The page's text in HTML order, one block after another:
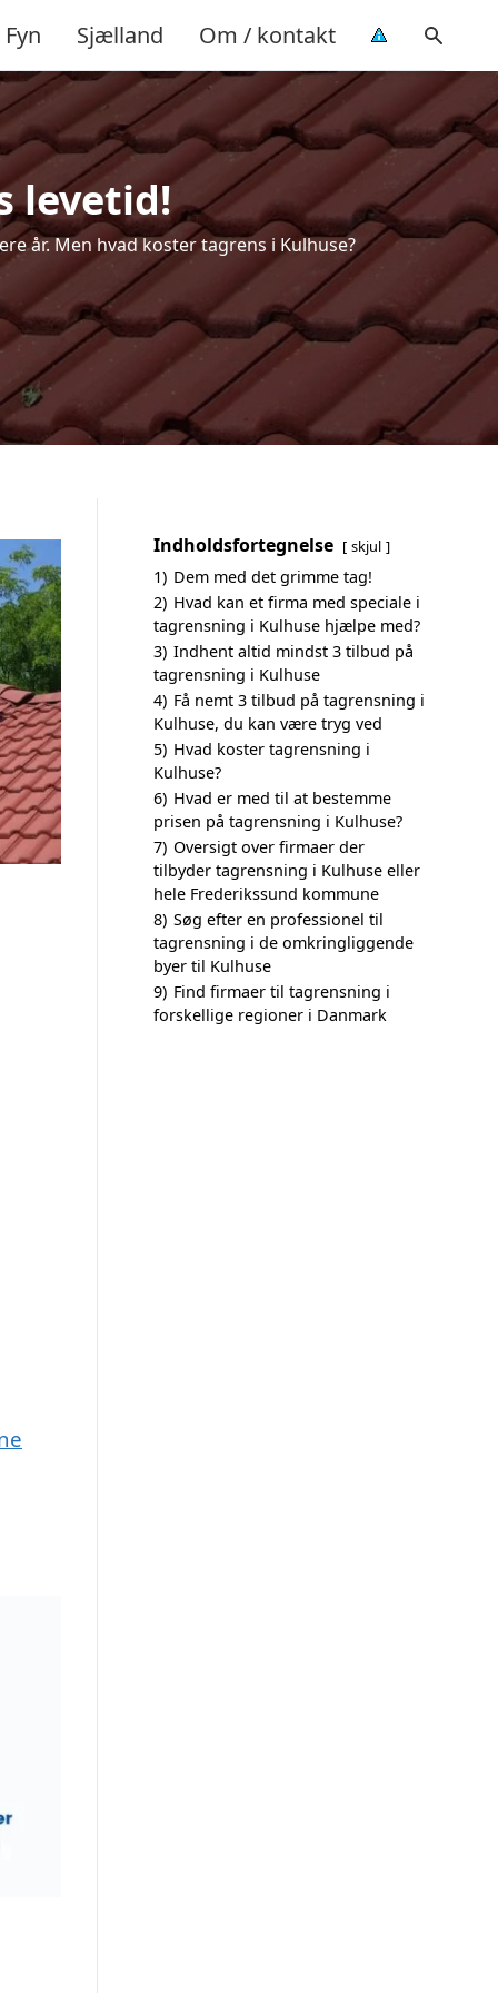
Fyn Sjælland Om / kontakt
levetid!
år. Men hvad koster tagrens i Kulhuse?
Indholdsfortegnelse skjul
1) Dem med det grimme tag!
2) Hvad kan et firma med speciale i
tagrensning i Kulhuse hjælpe med?
3) Indhent altid mindst 3 tilbud på
tagrensning i Kulhuse
4) Få nemt 3 tilbud på tagrensning i
Kulhuse, du kan være tryg ved
5) Hvad koster tagrensning i
Kulhuse?
6) Hvad er med til at bestemme
prisen på tagrensning i Kulhuse?
7) Oversigt over firmaer der
tilbyder tagrensning i Kulhuse eller
hele Frederikssund kommune
8) Søg efter en professionel til
tagrensning i de omkringliggende
byer til Kulhuse
9) Find firmaer til tagrensning i
forskellige regioner i Danmark